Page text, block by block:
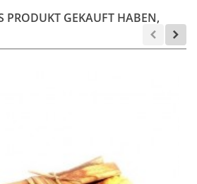
PRODUKT GEKAUFT HABEN,